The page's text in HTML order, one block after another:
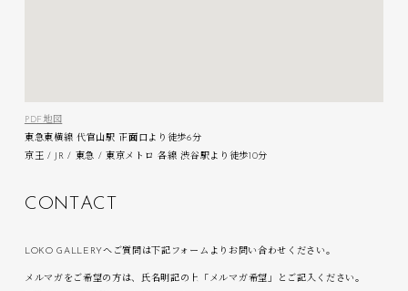
PDF地図
東急東横線 代官山駅 正面口より徒歩6分
京王 / JR / 東急 / 東京メトロ 各線 渋谷駅より徒歩10分
C ON T AC T
LOKO GALLERYへご質問は下記フォームよりお問い合わせください。
メルマガをご希望の方は、氏名明記の上「メルマガ希望」とご記入ください。